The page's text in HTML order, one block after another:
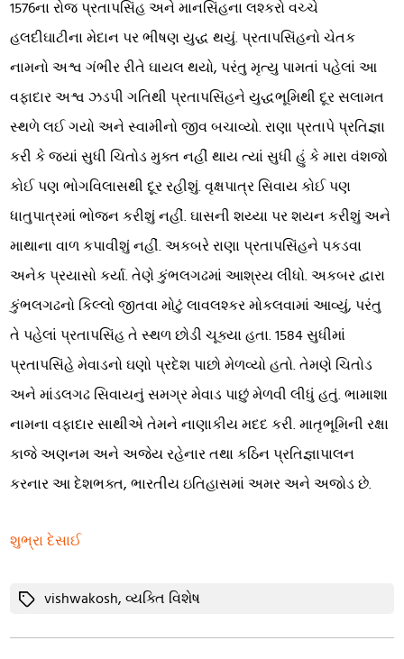
1576ના રોજ પ્રતાપસિંહ અને માનસિંહના લશ્કરો વચ્ચે
હલદીઘાટીના મેદાન પર ભીષણ યુદ્ધ થયું. પ્રતાપસિંહનો ચેતક
નામનો અશ્વ ગંભીર રીતે ઘાયલ થયો, પરંતુ મૃત્યુ પામતાં પહેલાં આ
વફાદાર અશ્વ ઝડપી ગતિથી પ્રતાપસિંહને યુદ્ધભૂમિથી દૂર સલામત
સ્થળે લઈ ગયો અને સ્વામીનો જીવ બચાવ્યો. રાણા પ્રતાપે પ્રતિજ્ઞા
કરી કે જ્યાં સુધી ચિતોડ મુક્ત નહીં થાય ત્યાં સુધી હું કે મારા વંશજો
કોઈ પણ ભોગવિલાસથી દૂર રહીશું. વૃક્ષપાત્ર સિવાય કોઈ પણ
ધાતુપાત્રમાં ભોજન કરીશું નહીં. ઘાસની શય્યા પર શયન કરીશું અને
માથાના વાળ કપાવીશું નહીં. અકબરે રાણા પ્રતાપસિંહને પકડવા
અનેક પ્રયાસો કર્યા. તેણે કુંભલગઢમાં આશ્રય લીધો. અકબર દ્વારા
કુંભલગઢનો કિલ્લો જીતવા મોટું લાવલશ્કર મોકલવામાં આવ્યું, પરંતુ
તે પહેલાં પ્રતાપસિંહ તે સ્થળ છોડી ચૂક્યા હતા. 1584 સુધીમાં
પ્રતાપસિંહે મેવાડનો ઘણો પ્રદેશ પાછો મેળવ્યો હતો. તેમણે ચિતોડ
અને માંડલગઢ સિવાયનું સમગ્ર મેવાડ પાછું મેળવી લીધું હતું. ભામાશા
નામના વફાદાર સાથીએ તેમને નાણાકીય મદદ કરી. માતૃભૂમિની રક્ષા
કાજે અણનમ અને અજેય રહેનાર તથા કઠિન પ્રતિજ્ઞાપાલન
કરનાર આ દેશભક્ત, ભારતીય ઇતિહાસમાં અમર અને અજોડ છે.
શુભ્રા દેસાઈ
Tagsvishwakosh,વ્યક્તિ વિશેષ